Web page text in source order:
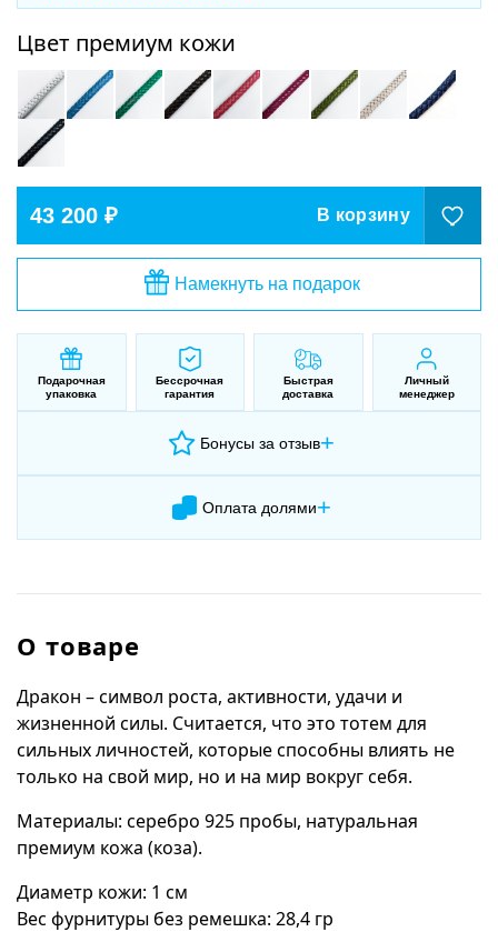
Цвет премиум кожи
43 200 ₽ В корзину
Намекнуть на подарок
Подарочная
упаковка
Бессрочная
гарантия
Быстрая
доставка
Личный
менеджер
Бонусы за отзыв+
Оплата долями+
О товаре
Дракон – символ роста, активности, удачи и
жизненной силы. Считается, что это тотем для
сильных личностей, которые способны влиять не
только на свой мир, но и на мир вокруг себя.
Материалы: серебро 925 пробы, натуральная
премиум кожа (коза).
Диаметр кожи: 1 см
Вес фурнитуры без ремешка: 28,4 гр